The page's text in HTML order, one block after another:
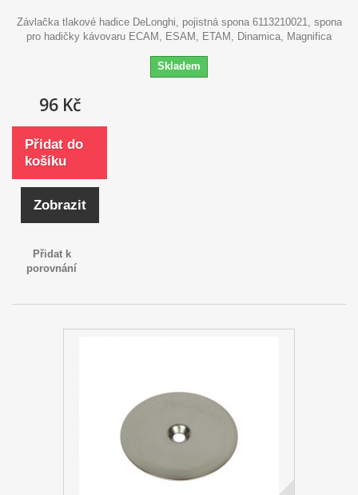
Závlačka tlakové hadice DeLonghi, pojistná spona 6113210021, spona
pro hadičky kávovaru ECAM, ESAM, ETAM, Dinamica, Magnifica
Skladem
96 Kč
Přidat do
košíku
Zobrazit
Přidat k
porovnání